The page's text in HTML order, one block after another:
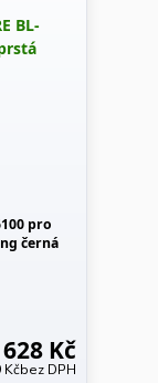
pro
černá
628 Kč
Kčbez DPH